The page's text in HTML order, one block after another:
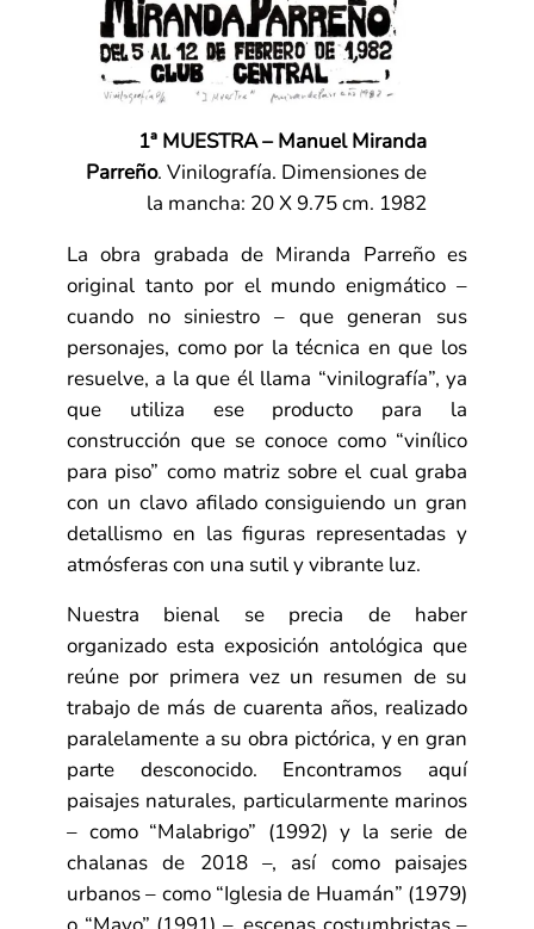
1ª MUESTRA – Manuel Miranda
Parreño. Vinilografía. Dimensiones de
la mancha: 20 X 9.75 cm. 1982
La obra grabada de Miranda Parreño es
original tanto por el mundo enigmático –
cuando no siniestro – que generan sus
personajes, como por la técnica en que los
resuelve, a la que él llama “vinilografía”, ya
que utiliza ese producto para la
construcción que se conoce como “vinílico
para piso” como matriz sobre el cual graba
con un clavo afilado consiguiendo un gran
detallismo en las figuras representadas y
atmósferas con una sutil y vibrante luz.
Nuestra bienal se precia de haber
organizado esta exposición antológica que
reúne por primera vez un resumen de su
trabajo de más de cuarenta años, realizado
paralelamente a su obra pictórica, y en gran
parte desconocido. Encontramos aquí
paisajes naturales, particularmente marinos
– como “Malabrigo” (1992) y la serie de
chalanas de 2018 –, así como paisajes
urbanos – como “Iglesia de Huamán” (1979)